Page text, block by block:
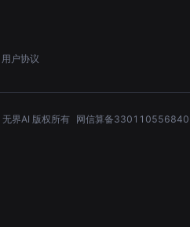
用户协议
无界AI 版权所有 网信算备